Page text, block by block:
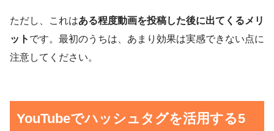
ただし、これはある程度動画を投稿した後に出てくるメリ
ット です。最初のうちは、あまり効果は実感できない点に
注意してください。
YouTubeでハッシュタグを活用する5